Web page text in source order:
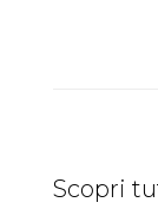
Scopri